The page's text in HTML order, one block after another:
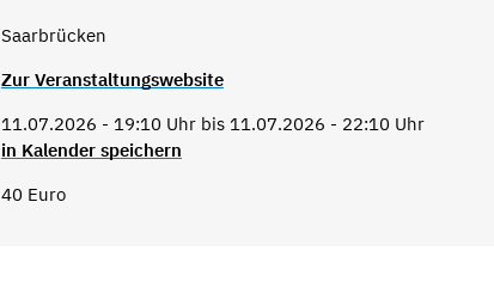
Saarbrücken
Zur Veranstaltungswebsite
11.07.2026 - 19:10 Uhr bis 11.07.2026 - 22:10 Uhr
in Kalender speichern
40 Euro